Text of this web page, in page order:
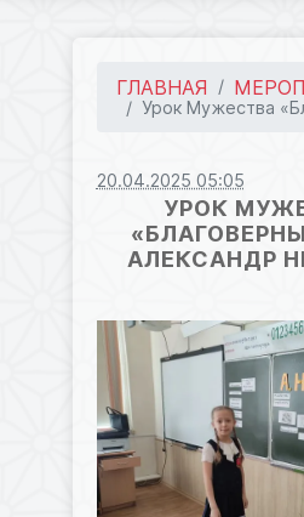
ГЛАВНАЯ
Урок Мужества
20.04.2025 05:05
УРОК
АЛЕКСАНДР